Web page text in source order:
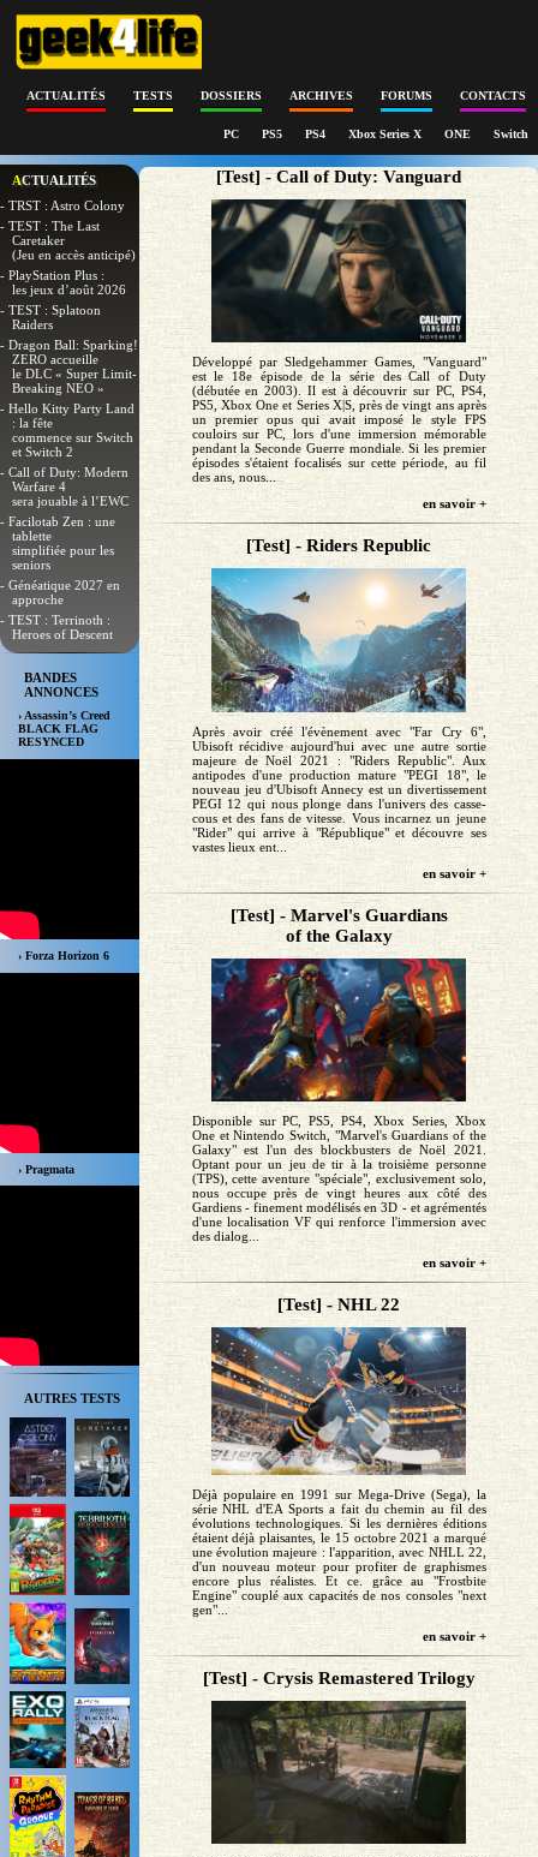
ACTUALITÉS TESTS DOSSIERS ARCHIVES FORUMS CONTACTS
PC PS5 PS4 Xbox Series X ONE Switch
ACTUALITÉS
- TRST : Astro Colony
- TEST : The Last
Caretaker
(Jeu en accès anticipé)
- PlayStation Plus :
les jeux d’août 2026
- TEST : Splatoon
Raiders
- Dragon Ball: Sparking!
ZERO accueille
le DLC « Super Limit-
Breaking NEO »
- Hello Kitty Party Land
: la fête
commence sur Switch
et Switch 2
- Call of Duty: Modern
Warfare 4
sera jouable à l’EWC
- Facilotab Zen : une
tablette
simplifiée pour les
seniors
- Généatique 2027 en
approche
- TEST : Terrinoth :
Heroes of Descent
BANDES
ANNONCES
› Assassin’s Creed
BLACK FLAG
RESYNCED
› Forza Horizon 6
› Pragmata
AUTRES TESTS
[Test] - Call of Duty: Vanguard
Développé par Sledgehammer Games, "Vanguard"
est le 18e épisode de la série des Call of Duty
(débutée en 2003). Il est à découvrir sur PC, PS4,
PS5, Xbox One et Series X|S, près de vingt ans après
un premier opus qui avait imposé le style FPS
couloirs sur PC, lors d'une immersion mémorable
pendant la Seconde Guerre mondiale. Si les premier
épisodes s'étaient focalisés sur cette période, au fil
des ans, nous...
en savoir +
[Test] - Riders Republic
Après avoir créé l'évènement avec "Far Cry 6",
Ubisoft récidive aujourd'hui avec une autre sortie
majeure de Noël 2021 : "Riders Republic". Aux
antipodes d'une production mature "PEGI 18", le
nouveau jeu d'Ubisoft Annecy est un divertissement
PEGI 12 qui nous plonge dans l'univers des casse-
cous et des fans de vitesse. Vous incarnez un jeune
"Rider" qui arrive à "République" et découvre ses
vastes lieux ent...
en savoir +
[Test] - Marvel's Guardians
of the Galaxy
Disponible sur PC, PS5, PS4, Xbox Series, Xbox
One et Nintendo Switch, "Marvel's Guardians of the
Galaxy" est l'un des blockbusters de Noël 2021.
Optant pour un jeu de tir à la troisième personne
(TPS), cette aventure "spéciale", exclusivement solo,
nous occupe près de vingt heures aux côté des
Gardiens - finement modélisés en 3D - et agrémentés
d'une localisation VF qui renforce l'immersion avec
des dialog...
en savoir +
[Test] - NHL 22
Déjà populaire en 1991 sur Mega-Drive (Sega), la
série NHL d'EA Sports a fait du chemin au fil des
évolutions technologiques. Si les dernières éditions
étaient déjà plaisantes, le 15 octobre 2021 a marqué
une évolution majeure : l'apparition, avec NHLL 22,
d'un nouveau moteur pour profiter de graphismes
encore plus réalistes. Et ce. grâce au "Frostbite
Engine" couplé aux capacités de nos consoles "next
gen"...
en savoir +
[Test] - Crysis Remastered Trilogy